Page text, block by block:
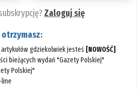
Zaloguj się
otrzymasz:
gdziekolwiek jesteś [NOWOŚĆ]
bieżących wydań "Gazety Polskiej"
Polskiej"